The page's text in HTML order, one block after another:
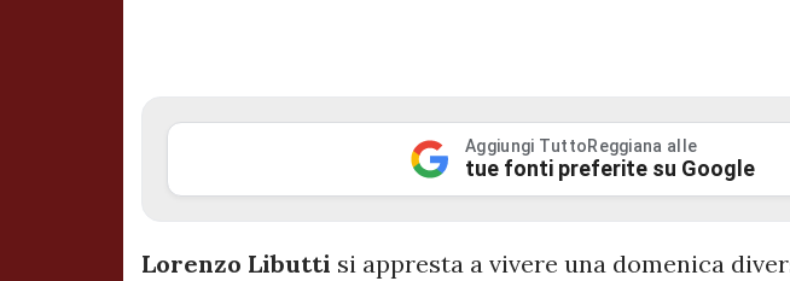
Aggiungi TuttoReggiana alle
tue fonti preferite su Google
Lorenzo Libutti si appresta a vivere una domenica